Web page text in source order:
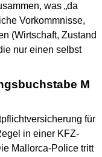
was „da
Vorkommnisse,
(Wirtschaft, Zustand
nur einen selbst
M
für
in einer KFZ-
Mallorca-Police tritt